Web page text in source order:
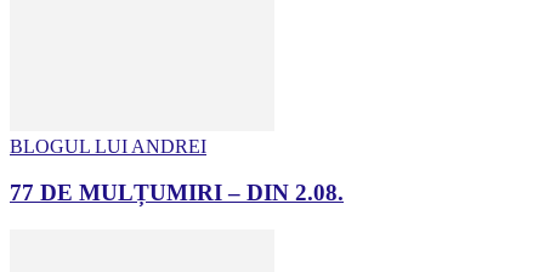
BLOGUL LUI ANDREI
77 DE MULȚUMIRI – DIN 2.08.